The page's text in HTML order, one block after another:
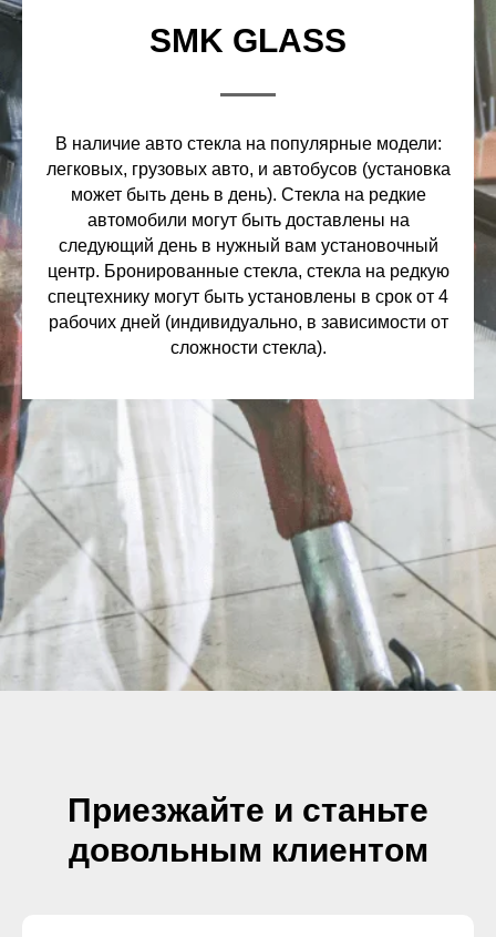
SMK GLASS
В наличие авто стекла на популярные модели:
легковых, грузовых авто, и автобусов (установка
может быть день в день). Стекла на редкие
автомобили могут быть доставлены на
следующий день в нужный вам установочный
центр. Бронированные стекла, стекла на редкую
спецтехнику могут быть установлены в срок от 4
рабочих дней (индивидуально, в зависимости от
сложности стекла).
Приезжайте и станьте
довольным клиентом